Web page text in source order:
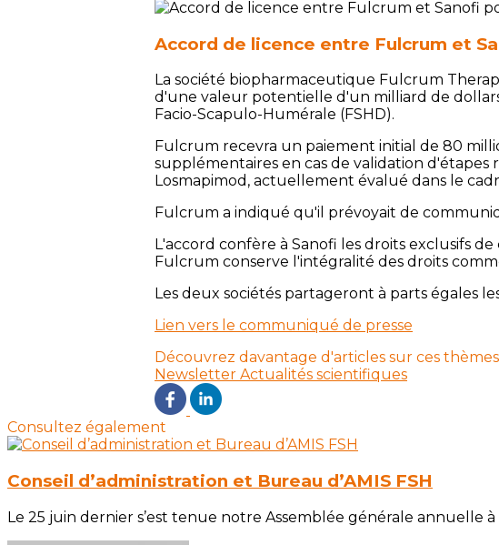
Accord de licence entre Fulcrum et
La société biopharmaceutique Fulcrum
d'une valeur potentielle d'un milliard de
Facio-Scapulo-Humérale (FSHD).
Fulcrum recevra un paiement initial de 80
supplémentaires en cas de validation
Losmapimod, actuellement évalué dans le
Fulcrum a indiqué qu'il prévoyait de
L'accord confère à Sanofi les droits exclusifs
Fulcrum conserve l'intégralité des droits
Les deux sociétés partageront à parts égales
Lien vers le communiqué de presse
Découvrez davantage d'articles sur ces thèmes
Newsletter Actualités scientifiques
Consultez également
Conseil d’administration et Bureau d’AMIS FSH
Le 25 juin dernier s’est tenue notre Assemblée générale annuelle